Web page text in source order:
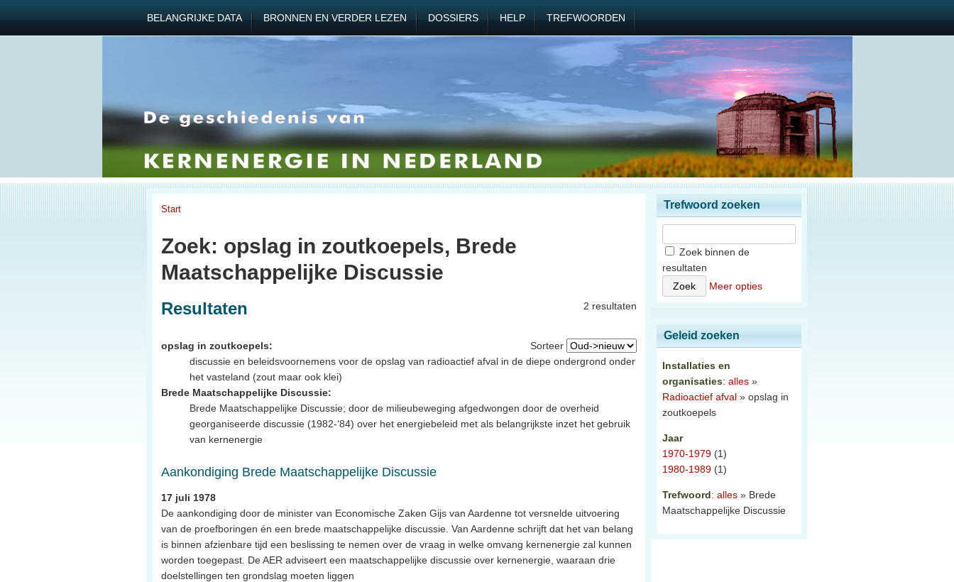
BELANGRIJKE DATA BRONNEN EN VERDER LEZEN DOSSIERS HELP TREFWOORDEN
Start
Zoek: opslag in zoutkoepels, Brede
Maatschappelijke Discussie
2 resultaten
Resultaten
Sorteer
opslag in zoutkoepels:
discussie en beleidsvoornemens voor de opslag van radioactief afval in de diepe ondergrond onder
het vasteland (zout maar ook klei)
Brede Maatschappelijke Discussie:
Brede Maatschappelijke Discussie; door de milieubeweging afgedwongen door de overheid
georganiseerde discussie (1982-‘84) over het energiebeleid met als belangrijkste inzet het gebruik
van kernenergie
Aankondiging Brede Maatschappelijke Discussie
17 juli 1978
De aankondiging door de minister van Economische Zaken Gijs van Aardenne tot versnelde uitvoering
van de proefboringen én een brede maatschappelijke discussie. Van Aardenne schrijft dat het van belang
is binnen afzienbare tijd een beslissing te nemen over de vraag in welke omvang kernenergie zal kunnen
worden toegepast. De AER adviseert een maatschappelijke discussie over kernenergie, waaraan drie
doelstellingen ten grondslag moeten liggen
Trefwoord zoeken
Zoek binnen de
resultaten
Meer opties
Geleid zoeken
Installaties en
organisaties: alles »
Radioactief afval » opslag in
zoutkoepels
Jaar
1970-1979 (1)
1980-1989 (1)
Trefwoord: alles » Brede
Maatschappelijke Discussie